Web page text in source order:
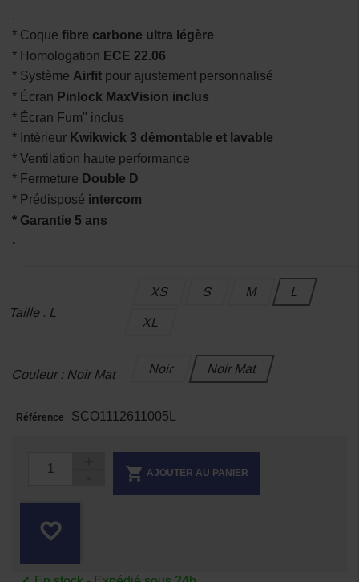
.
* Coque fibre carbone ultra légère
* Homologation ECE 22.06
* Système Airfit pour ajustement personnalisé
* Écran Pinlock MaxVision inclus
* Écran Fum" inclus
* Intérieur Kwikwick 3 démontable et lavable
* Ventilation haute performance
* Fermeture Double D
* Prédisposé intercom
* Garantie 5 ans
.
Taille : L
XS S M L
XL
Couleur : Noir Mat Noir Noir Mat
Référence SCO1112611005L
 AJOUTER AU PANIER
favorite_border